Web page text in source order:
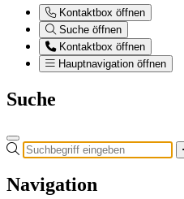
Kontaktbox öffnen
Suche öffnen
Kontaktbox öffnen
Hauptnavigation öffnen
Suche
Navigation